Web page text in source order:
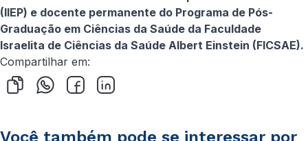
(IIEP) e docente permanente do Programa de Pós-
Graduação em Ciências da Saúde da Faculdade
Israelita de Ciências da Saúde Albert Einstein (FICSAE).
Compartilhar em:
Você também pode se interessar por